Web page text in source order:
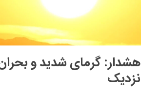
هشدار: گرمای شدید و
نزدیک